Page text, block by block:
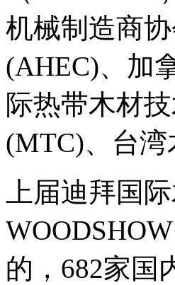
机械制造商
(AHEC)、加
际热带木材
(MTC)、台
上届迪拜国
的，682家国